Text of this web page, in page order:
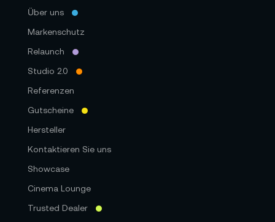
Über uns
Markenschutz
Relaunch
Studio 2.0
Referenzen
Gutscheine
Hersteller
Kontaktieren Sie uns
Showcase
Cinema Lounge
Trusted Dealer